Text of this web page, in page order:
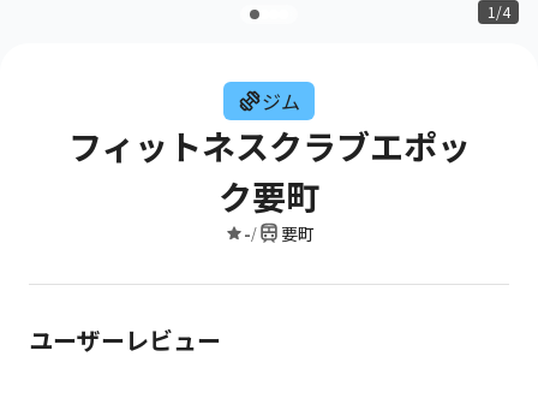
1/4
ジム
フィットネスクラブエポッ
ク要町
-/ 要町
ユーザーレビュー